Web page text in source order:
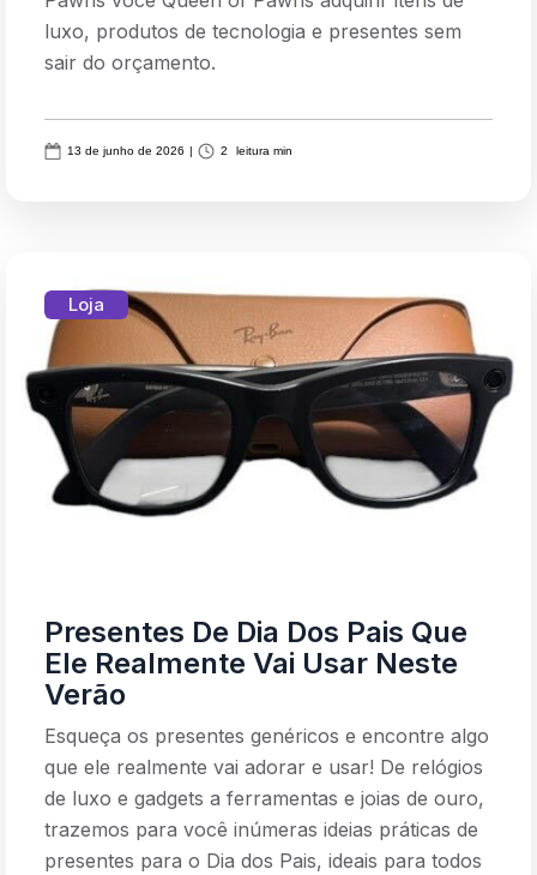
luxo, produtos de tecnologia e presentes sem
sair do orçamento.
13 de junho de 2026 | 2 leitura min
Loja
Presentes De Dia Dos Pais Que
Ele Realmente Vai Usar Neste
Verão
Esqueça os presentes genéricos e encontre algo
que ele realmente vai adorar e usar! De relógios
de luxo e gadgets a ferramentas e joias de ouro,
trazemos para você inúmeras ideias práticas de
presentes para o Dia dos Pais, ideais para todos